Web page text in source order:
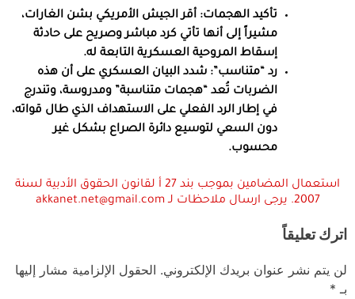
تأكيد الهجمات: أقر الجيش الأمريكي بشن الغارات،
مشيراً إلى أنها تأتي كرد مباشر وصريح على حادثة
إسقاط المروحية العسكرية التابعة له.
رد “متناسب”: شدد البيان العسكري على أن هذه
الضربات تُعد “هجمات متناسبة” ومدروسة، وتندرج
في إطار الرد الفعلي على الاستهداف الذي طال قواته،
دون السعي لتوسيع دائرة الصراع بشكل غير
محسوب.
استعمال المضامين بموجب بند 27 أ لقانون الحقوق الأدبية لسنة
2007. يرجى ارسال ملاحظات لـ akkanet.net@gmail.com
اترك تعليقاً
لن يتم نشر عنوان بريدك الإلكتروني. الحقول الإلزامية مشار إليها
بـ *